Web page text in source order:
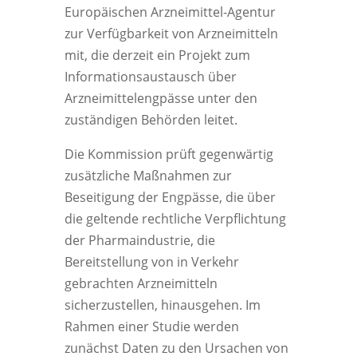
Europäischen Arzneimittel-Agentur
zur Verfügbarkeit von Arzneimitteln
mit, die derzeit ein Projekt zum
Informationsaustausch über
Arzneimittelengpässe unter den
zuständigen Behörden leitet.
Die Kommission prüft gegenwärtig
zusätzliche Maßnahmen zur
Beseitigung der Engpässe, die über
die geltende rechtliche Verpflichtung
der Pharmaindustrie, die
Bereitstellung von in Verkehr
gebrachten Arzneimitteln
sicherzustellen, hinausgehen. Im
Rahmen einer Studie werden
zunächst Daten zu den Ursachen von